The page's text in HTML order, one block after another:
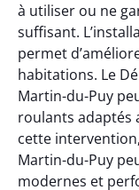
à utiliser ou ne
suffisant.
permet
habitations. Le
Martin-du-Puy
roulants adaptés
cette
Martin-du-Puy
modernes et